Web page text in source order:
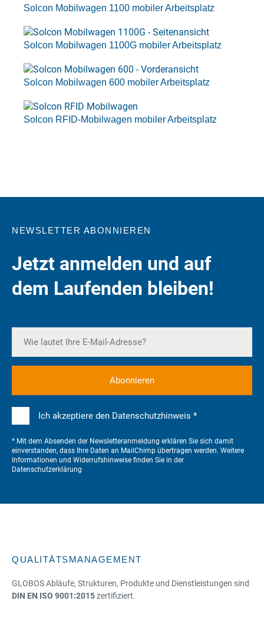
Solcon Mobilwagen 1100 mobiler Arbeitsplatz
Solcon Mobilwagen 1100G mobiler Arbeitsplatz
Solcon Mobilwagen 600 mobiler Arbeitsplatz
Solcon RFID-Mobilwagen mobiler Arbeitsplatz
NEWSLETTER ABONNIEREN
Jetzt anmelden und auf
dem Laufenden bleiben!
Ich akzeptiere den Datenschutzhinweis *
* Mit dem Absenden der Newsletteranmeldung erklären Sie sich damit
einverstanden, dass Ihre Daten an MailChimp übertragen werden. Weitere
Informationen und Widerrufshinweise finden Sie in der
Datenschutzerklärung
QUALITÄTSMANAGEMENT
GLOBOS Abläufe, Strukturen, Produkte und Dienstleistungen sind
DIN EN ISO 9001:2015zertifiziert.